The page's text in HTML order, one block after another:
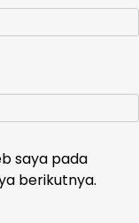
saya pada
berikutnya.